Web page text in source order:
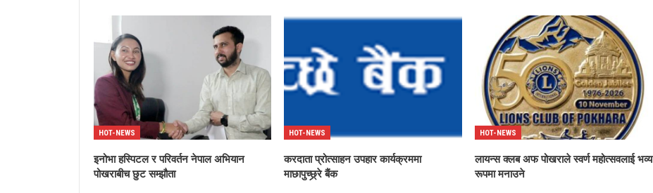
HOT-NEWS
इनोभा हस्पिटल र परिवर्तन नेपाल अभियान
पोखराबीच छुट सम्झौता
HOT-NEWS
करदाता प्रोत्साहन उपहार कार्यक्रममा
माछापुच्छ्र्रे बैंक
HOT-NEWS
लायन्स क्लब अफ पोखराले स्वर्ण महोत्सवलाई भव्य
रूपमा मनाउने